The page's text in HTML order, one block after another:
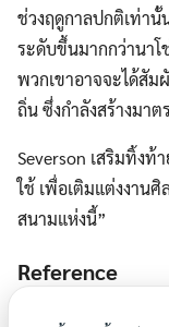
ช่วงฤดูกาลปกติเท่า
ระดับขึ้นมากกว่านา
พวกเขาอาจจะได้สั
ถิ่น ซึ่งกำลังสร้างมา
Severson เสริมทิ้งท้
ใช้ เพื่อเติมแต่งงาน
สนามแห่งนี้”
Reference